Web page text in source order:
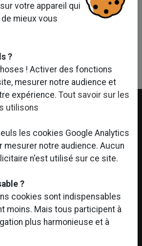
votre appareil qui
mieux vous
?
! Activer des fonctions
mesurer notre audience et
expérience. Tout savoir sur les
utilisons
les cookies Google Analytics
mesurer notre audience. Aucun
n'est utilisé sur ce site.
?
cookies sont indispensables
moins. Mais tous participent à
plus harmonieuse et à